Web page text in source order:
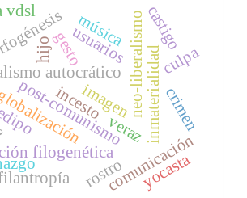
autocrático
post-comunismoneo-liberalismo
filogenética
inmaterialidad
comunicación
imagen
gesto
rostro
vdsl
usuarios
yocasta
hijo
incesto crimen
culpa
castigo
veraz
música